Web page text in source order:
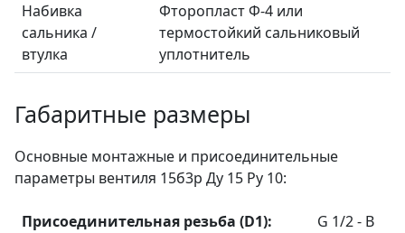
Набивка
сальника /
втулка
Фторопласт Ф-4 или
термостойкий сальниковый
уплотнитель
Габаритные размеры
Основные монтажные и присоединительные
параметры вентиля 15б3р Ду 15 Ру 10:
Присоединительная резьба (D1):
G 1/2 - B